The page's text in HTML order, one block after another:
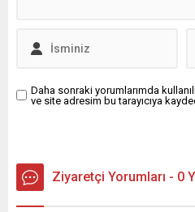
Daha sonraki yorumlarımda
ve site adresim bu tarayıcıya
Ziyaretçi Yorumları - 0